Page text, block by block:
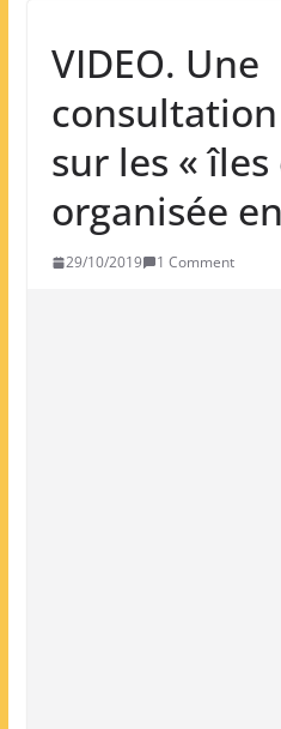
VIDEO. Une
sur les « îles
organisée
29/10/2019 1 Comment